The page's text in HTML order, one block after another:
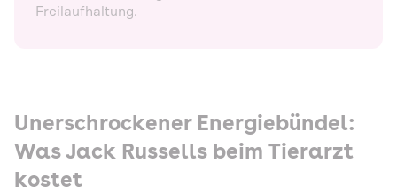
Freilaufhaltung.
Unerschrockener Energiebündel:
Was Jack Russells beim Tierarzt
kostet